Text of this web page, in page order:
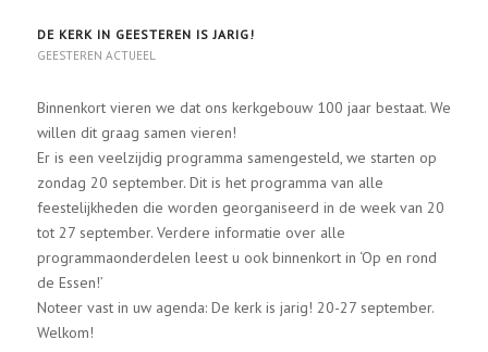
DE KERK IN GEESTEREN IS JARIG!
GEESTEREN ACTUEEL
Binnenkort vieren we dat ons kerkgebouw 100 jaar bestaat. We
willen dit graag samen vieren!
Er is een veelzijdig programma samengesteld, we starten op
zondag 20 september. Dit is het programma van alle
feestelijkheden die worden georganiseerd in de week van 20
tot 27 september. Verdere informatie over alle
programmaonderdelen leest u ook binnenkort in ‘Op en rond
de Essen!’
Noteer vast in uw agenda: De kerk is jarig! 20-27 september.
Welkom!